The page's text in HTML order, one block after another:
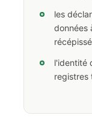
les
données
l'identité
registres